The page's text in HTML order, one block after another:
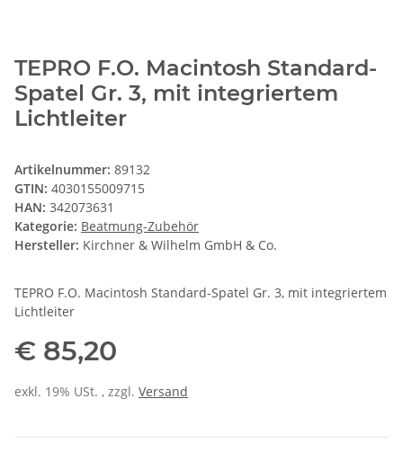
TEPRO F.O. Macintosh Standard-
Spatel Gr. 3, mit integriertem
Lichtleiter
Artikelnummer: 89132
GTIN: 4030155009715
HAN: 342073631
Kategorie: Beatmung-Zubehör
Hersteller: Kirchner & Wilhelm GmbH & Co.
TEPRO F.O. Macintosh Standard-Spatel Gr. 3, mit integriertem
Lichtleiter
€ 85,20
exkl. 19% USt. , zzgl. Versand